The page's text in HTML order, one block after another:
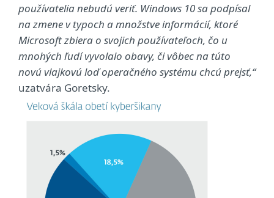
používatelia nebudú veriť. Windows 10 sa podpísal
na zmene v typoch a množstve informácií, ktoré
Microsoft zbiera o svojich používateľoch, čo u
mnohých ľudí vyvolalo obavy, či vôbec na túto
novú vlajkovú loď operačného systému chcú prejsť,“
uzatvára Goretsky.